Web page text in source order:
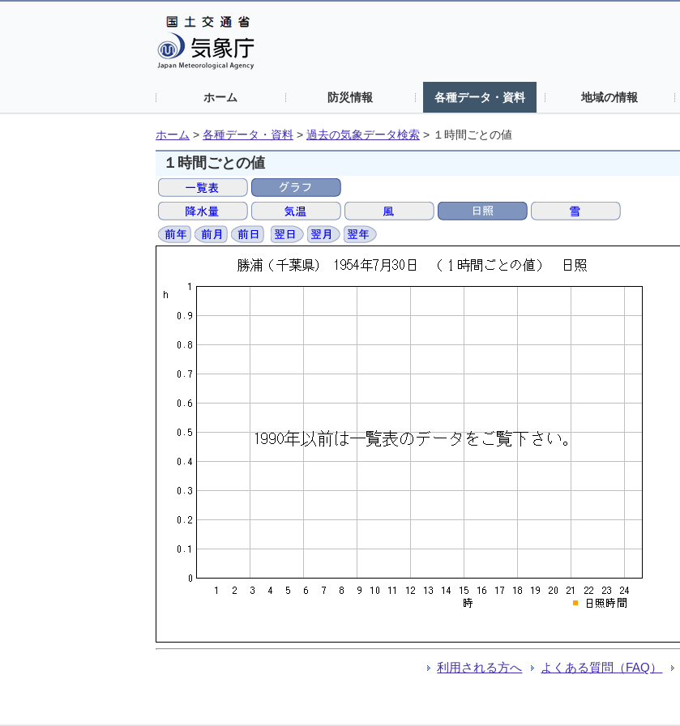
ホーム 防災情報 各種データ・資料 地域の情報
ホーム > 各種データ・資料 > 過去の気象データ検索 > １時間ごとの値
１時間ごとの値
利用される方へ よくある質問（FAQ）